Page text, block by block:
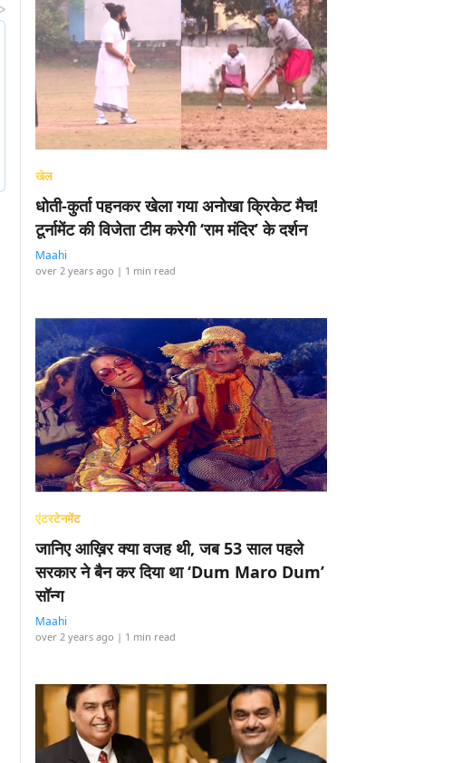
खेल
धोती-कुर्ता पहनकर खेला गया अनोखा क्रिकेट मैच!
टूर्नामेंट की विजेता टीम करेगी ‘राम मंदिर’ के दर्शन
Maahi
over 2 years ago | 1 min read
एंटरटेनमेंट
जानिए आख़िर क्या वजह थी, जब 53 साल पहले
सरकार ने बैन कर दिया था ‘Dum Maro Dum’
सॉन्ग
Maahi
over 2 years ago | 1 min read